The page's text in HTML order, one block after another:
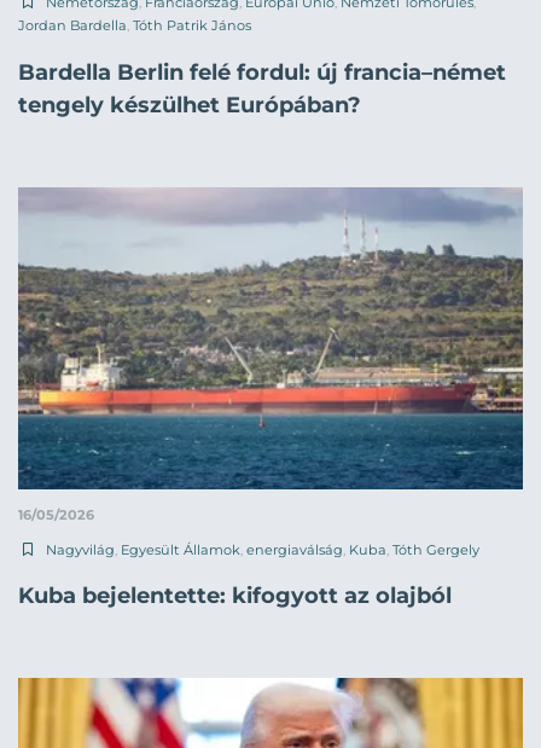
Jordan Bardella, Tóth Patrik János
Bardella Berlin felé fordul: új francia–német
tengely készülhet Európában?
16/05/2026
Nagyvilág Egyesült Államok energiaválság Kuba Tóth Gergely
Kuba bejelentette: kifogyott az olajból